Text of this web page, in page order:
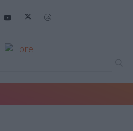
Στο επίκεντρο…